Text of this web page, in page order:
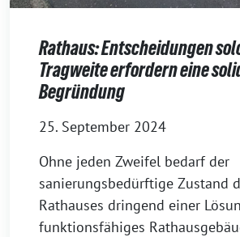
Rathaus: Entscheidungen
Tragweite erfordern eine
Begründung
25. September 2024
Ohne jeden Zweifel bedarf der
sanierungsbedürftige Zustand
Rathauses dringend einer
funktionsfähiges